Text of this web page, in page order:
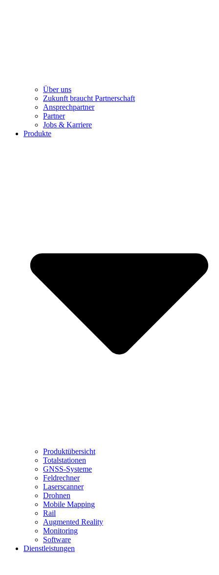
Über uns
Zukunft braucht Partnerschaft
Ansprechpartner
Partner
Jobs & Karriere
Produkte
Produktübersicht
Totalstationen
GNSS-Systeme
Feldrechner
Laserscanner
Drohnen
Mobile Mapping
Rail
Augmented Reality
Monitoring
Software
Dienstleistungen